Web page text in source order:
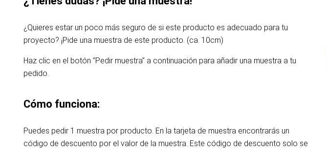
¿Quieres estar un poco más seguro de si este producto es adecuado para tu
proyecto? ¡Pide una muestra de este producto. (ca. 10cm)
Haz clic en el botón "Pedir muestra" a continuación para añadir una muestra a tu
pedido.
Cómo funciona:
Puedes pedir 1 muestra por producto. En la tarjeta de muestra encontrarás un
código de descuento por el valor de la muestra. Este código de descuento solo se